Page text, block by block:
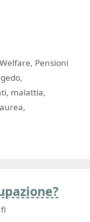
, Pensioni
,
, malattia,
,